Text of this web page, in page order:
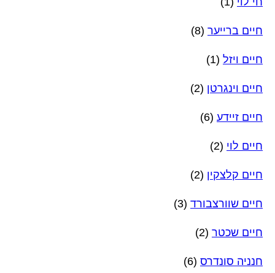
חיים ברייער (8)
חיים ויזל (1)
חיים וינגרטן (2)
חיים זיידע (6)
חיים לוי (2)
חיים קלצקין (2)
חיים שוורצבורד (3)
חיים שכטר (2)
חנניה סונדרס (6)